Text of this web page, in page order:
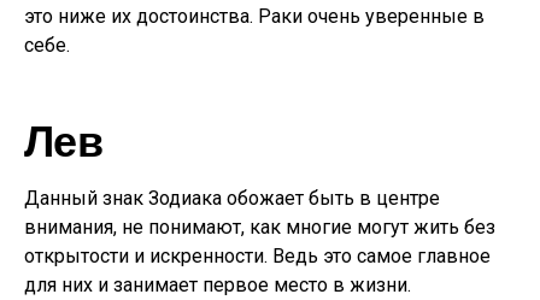
это ниже их достоинства. Раки очень уверенные в
себе.
Лев
Данный знак Зодиака обожает быть в центре
внимания, не понимают, как многие могут жить без
открытости и искренности. Ведь это самое главное
для них и занимает первое место в жизни.